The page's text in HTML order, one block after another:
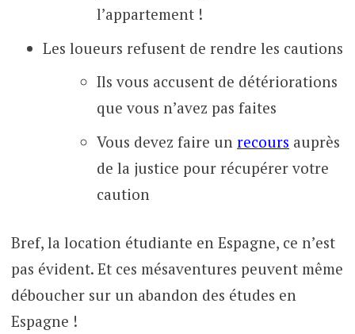
l’appartement !
Les loueurs refusent de rendre les cautions
Ils vous accusent de détériorations
que vous n’avez pas faites
Vous devez faire un recours auprès
de la justice pour récupérer votre
caution
Bref, la location étudiante en Espagne, ce n’est
pas évident. Et ces mésaventures peuvent même
déboucher sur un abandon des études en
Espagne !